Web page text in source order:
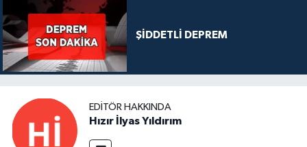
ŞİDDETLİ DEPREM
EDITÖR HAKKINDA
Hızır İlyas Yıldırım